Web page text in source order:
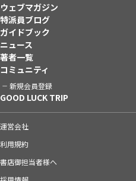
ウェブマガジン
特派員ブログ
ガイドブック
ニュース
著者一覧
コミュニティ
新規会員登録
GOOD LUCK TRIP
運営会社
利用規約
書店御担当者様へ